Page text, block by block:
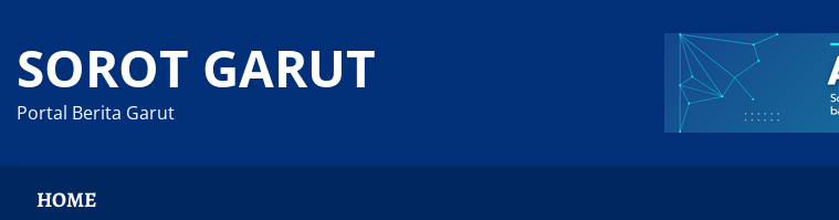
content
SOROT GARUT
Portal Berita Garut
HOME